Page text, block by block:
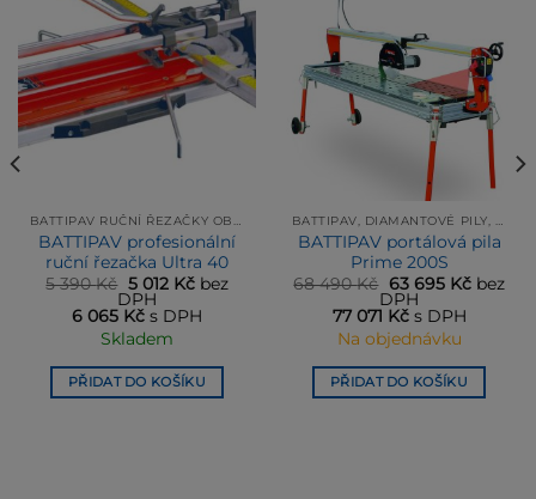
BATTIPAV RUČNÍ ŘEZAČKY OBKLADŮ A DLAŽEB
BATTIPAV profesionální
ruční řezačka Ultra 40
5 390Kč Původní
cena
byla:
5 390 Kč.
5 012 KčAktuální
je:
bez
DPH
6 065 Kč s DPH
Skladem
PŘIDAT DO KOŠÍKU
BATTIPAV, DIAMANTOVÉ PILY, RUČNÍ ŘEZAČKY OBKLADŮ A DLAŽEB
BATTIPAV portálová pila
Prime 200S
68 490Kč Původní
cena
byla:
68 490 Kč.
63 695 Kč bez
DPH
77 071 Kčs DPH
Na objednávku
PŘIDAT DO KOŠÍKU